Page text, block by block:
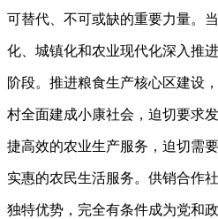
可替代、不可或缺的重要力量。
化、城镇化和农业现代化深入推
阶段。推进粮食生产核心区建设
村全面建成小康社会，迫切要求
捷高效的农业生产服务，迫切需
实惠的农民生活服务。供销合作
独特优势，完全有条件成为党和